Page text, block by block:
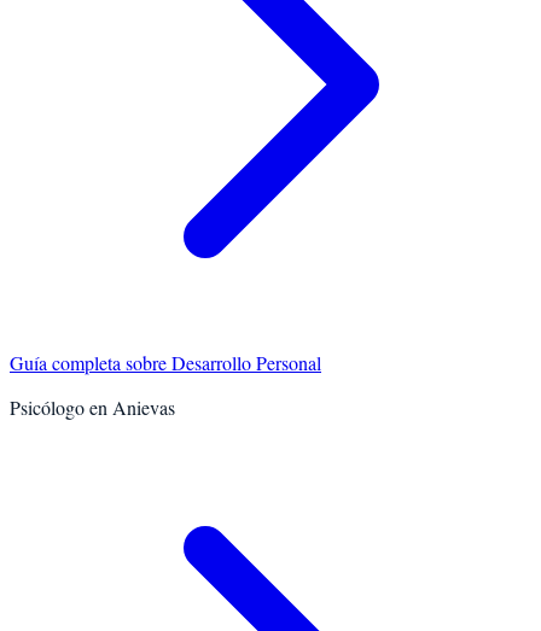
Guía completa sobreDesarrollo Personal
Psicólogo en Anievas